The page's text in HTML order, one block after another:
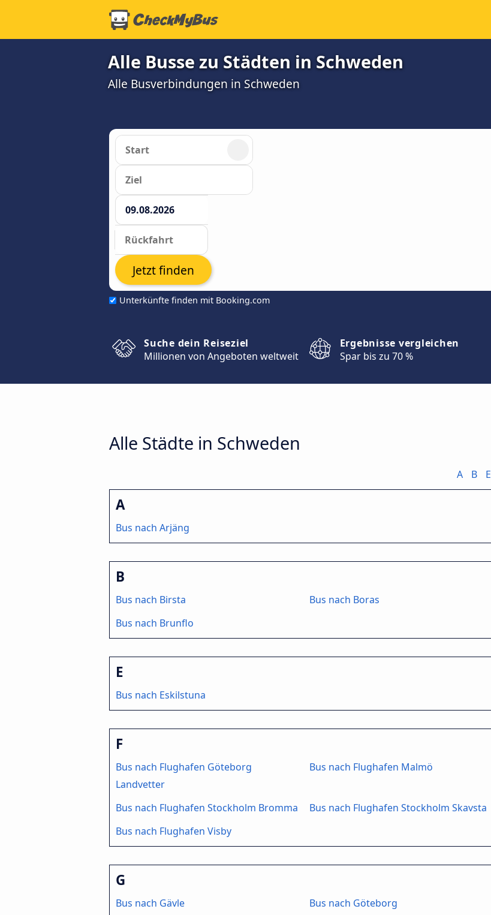
Alle Busse zu Städten in Schweden
Alle Busverbindungen in Schweden
Unterkünfte finden mit Booking.com
Jetzt finden
Suche dein Reiseziel
Millionen von Angeboten weltweit
Ergebnisse vergleichen
Spar bis zu 70 %
Alle Städte in Schweden
A B E
A
Bus nach Arjäng
B
Bus nach Birsta Bus nach Boras
Bus nach Brunflo
E
Bus nach Eskilstuna
F
Bus nach Flughafen Göteborg
Landvetter
Bus nach Flughafen Malmö
Bus nach Flughafen Stockholm Bromma Bus nach Flughafen Stockholm Skavsta
Bus nach Flughafen Visby
G
Bus nach Gävle Bus nach Göteborg